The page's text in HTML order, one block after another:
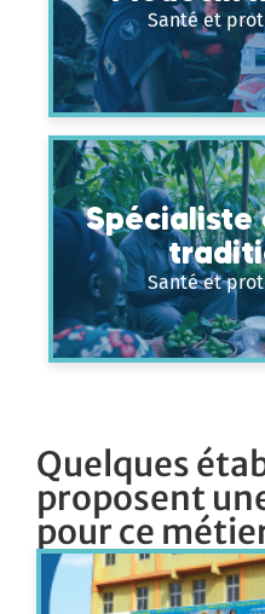
Santé et
Spécialiste
Santé et
Quelques
proposent
pour ce